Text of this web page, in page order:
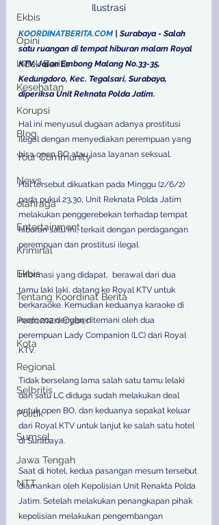
Ekbis
Opini
Indek Berita
Kesehatan
Korupsi
Blog
Your Community
News
olahraga
Entertainment
Kriminal
Ekbis
Tentang Koordinat Berita
Pedoman Cyber
Kota
Regional
Selbritis
Politik
Sumsel
Jawa Tengah
NTT
Ilustrasi
KOORDINATBERITA.COM | Surabaya - Salah
satu ruangan di tempat hiburan malam Royal
KTV, Jalan Embong Malang No.33-35,
Kedungdoro, Kec. Tegalsari, Surabaya,
diperiksa Unit Reknata Polda Jatim.
Hal ini menyusul dugaan adanya prostitusi
ilegal dengan menyediakan perempuan yang
bisa open BO atau jasa layanan seksual.
Hal tersebut dikuatkan pada Minggu (2/6/2)
pada pukul 23,30, Unit Reknata Polda Jatim
melakukan penggerebekan terhadap tempat
hiburan satu ini, terkait dengan perdagangan
perempuan dan prostitusi ilegal.
Informasi yang didapat,  berawal dari dua
tamu laki laki, datang ke Royal KTV untuk
berkaraoke. Kemudian keduanya karaoke di
room 202 dengan ditemani oleh dua
perempuan Lady Companion (LC) dari Royal
KTV.
Tidak berselang lama salah satu tamu lelaki
dan satu LC diduga sudah melakukan deal
untuk open BO, dan keduanya sepakat keluar
dari Royal KTV untuk lanjut ke salah satu hotel
di Surabaya.
Saat di hotel, kedua pasangan mesum tersebut
diamankan oleh Kepolisian Unit Renakta Polda
Jatim. Setelah melakukan penangkapan pihak
kepolisian melakukan pengembangan